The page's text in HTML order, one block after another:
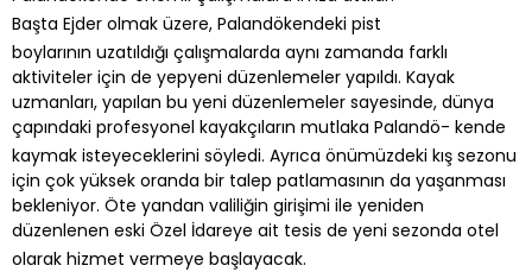
Başta Ejder olmak üzere, Palandökendeki pist
boylarının uzatıldığı çalışmalarda aynı zamanda farklı
aktiviteler için de yepyeni düzenlemeler yapıldı. Kayak
uzmanları, yapılan bu yeni düzenlemeler sayesinde, dünya
çapındaki profesyonel kayakçıların mutlaka Palandö- kende
kaymak isteyeceklerini söyledi. Ayrıca önümüzdeki kış sezonu
için çok yüksek oranda bir talep patlamasının da yaşanması
bekleniyor. Öte yandan valiliğin girişimi ile yeniden
düzenlenen eski Özel İdareye ait tesis de yeni sezonda otel
olarak hizmet vermeye başlayacak.